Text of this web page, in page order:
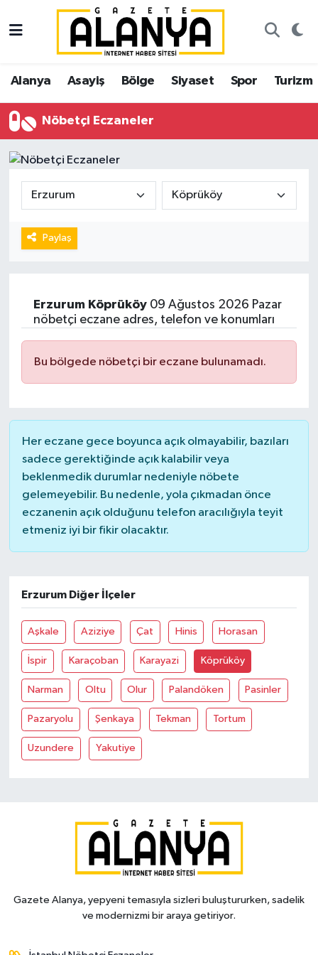
Alanya Asayiş Bölge Siyaset Spor Turizm
Nöbetçi Eczaneler
Paylaş
Erzurum Köprüköy09 Ağustos 2026 Pazar
nöbetçi eczane adres, telefon ve konumları
Bu bölgede nöbetçi bir eczane bulunamadı.
Her eczane gece boyunca açık olmayabilir, bazıları
sadece gerektiğinde açık kalabilir veya
beklenmedik durumlar nedeniyle nöbete
gelemeyebilir. Bu nedenle, yola çıkmadan önce
eczanenin açık olduğunu telefon aracılığıyla teyit
etmeniz iyi bir fikir olacaktır.
Erzurum Diğer İlçeler
Aşkale Aziziye Çat Hinis Horasan
İspir Karaçoban Karayazi Köprüköy
Narman Oltu Olur Palandöken Pasinler
Pazaryolu Şenkaya Tekman Tortum
Uzundere Yakutiye
Gazete Alanya, yepyeni temasıyla sizleri buluştururken, sadelik
ve modernizmi bir araya getiriyor.
Alanya
Asayiş
Bölge
Siyaset
Spor
Turizm
Gazipaşa
İstanbul Nöbetçi Eczaneler
İstanbul Hava Durumu
İstanbul Trafik Yoğunluk Haritası
Süper Lig Puan Durumu ve Fikstür
Tüm Manşetler
Son Dakika Haberleri